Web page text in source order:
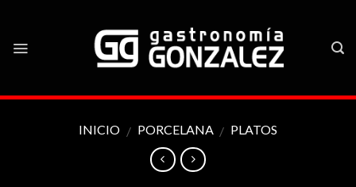
content
INICIO / PORCELANA / PLATOS